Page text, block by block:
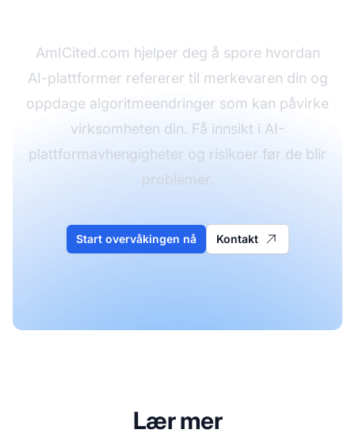
AmICited.com hjelper deg å spore hvordan
AI-plattformer refererer til merkevaren din og
oppdage algoritmeendringer som kan påvirke
virksomheten din. Få innsikt i AI-
plattformavhengigheter og risikoer før de blir
problemer.
Start overvåkingen nå Kontakt
Lær mer